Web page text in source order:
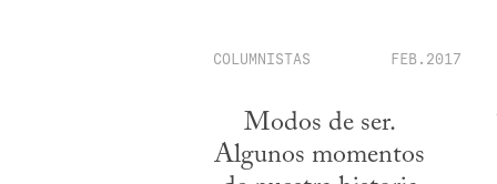
COLUMNISTAS FEB.2017
Modos de ser.
Algunos momentos